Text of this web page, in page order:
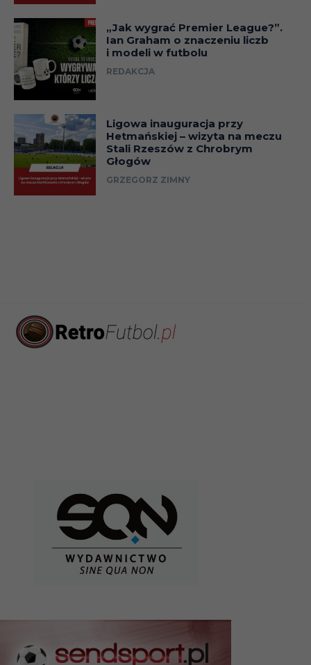
„Jak wygrać Premier League?”.
Ian Graham o znaczeniu liczb
i modeli w futbolu
REDAKCJA
Ligowa inauguracja przy
Hetmańskiej – wizyta na meczu
Stali Rzeszów z Chrobrym
Głogów
GRZEGORZ ZIMNY